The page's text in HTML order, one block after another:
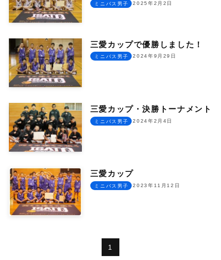
2025年2月2日
ミニバス男子
三愛カップで優勝しました！
2024年9月29日
ミニバス男子
三愛カップ・決勝トーナメント
2024年2月4日
ミニバス男子
三愛カップ
2023年11月12日
ミニバス男子
1